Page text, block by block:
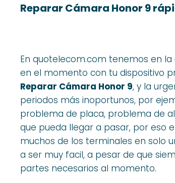
Reparar Cámara Honor 9
En quotelecom.com tenemos en
en el momento con tu dispositivo
Reparar Cámara Honor 9, y la
periodos más inoportunos, por
problema de placa, problema de
que pueda llegar a pasar, por eso
muchos de los terminales en solo
a ser muy facil, a pesar de que
partes necesarios al momento.